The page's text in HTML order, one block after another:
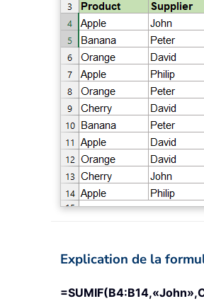
Explication de la